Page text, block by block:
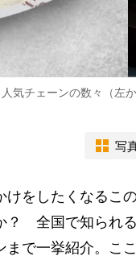
気チェーンの数々（左
写
をしたくなるこ
？ 全国で知られ
まで一挙紹介。こ